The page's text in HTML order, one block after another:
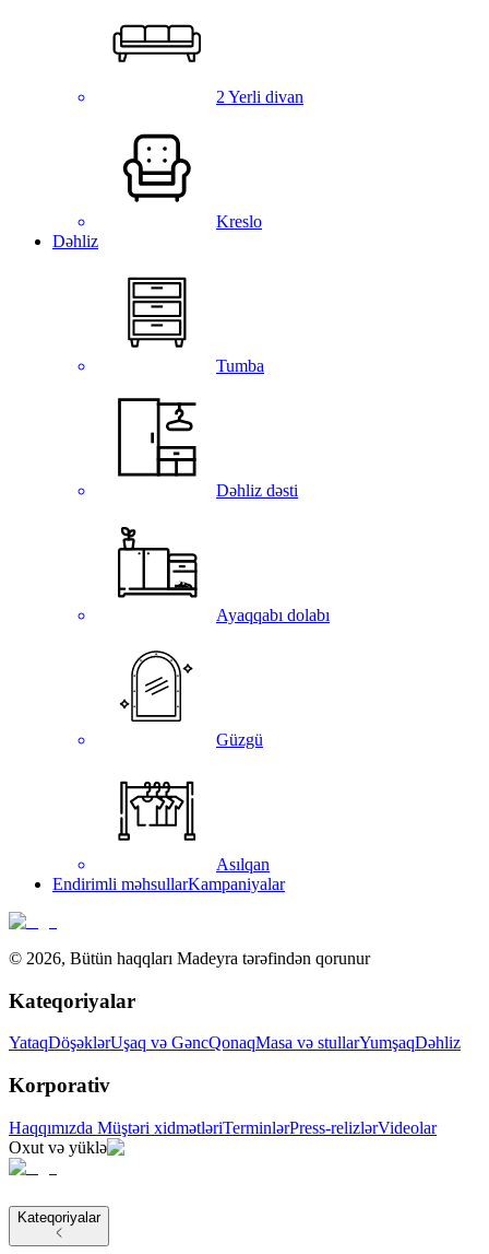
2 Yerli divan
Kreslo
Dəhliz
Tumba
Dəhliz dəsti
Ayaqqabı dolabı
Güzgü
Asılqan
Endirimli məhsullarKampaniyalar
© 2026, Bütün haqqları Madeyra tərəfindən qorunur
Kateqoriyalar
YataqDöşəklərUşaq və GəncQonaqMasa və stullarYumşaqDəhliz
Korporativ
Haqqımızda Müştəri xidmətləriTerminlərPress-relizlərVideolar
Oxut və yüklə
Kateqoriyalar